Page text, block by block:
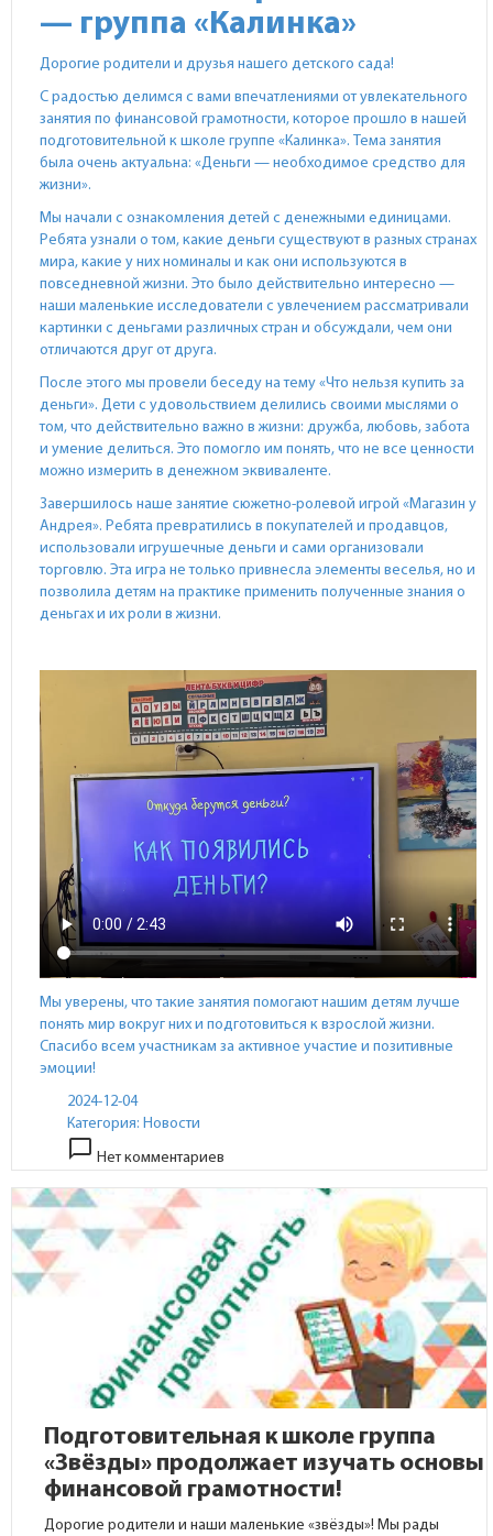
— группа «Калинка»
Дорогие родители и друзья нашего детского сада!
С радостью делимся с вами впечатлениями от увлекательного
занятия по финансовой грамотности, которое прошло в нашей
подготовительной к школе группе «Калинка». Тема занятия
была очень актуальна: «Деньги — необходимое средство для
жизни».
Мы начали с ознакомления детей с денежными единицами.
Ребята узнали о том, какие деньги существуют в разных странах
мира, какие у них номиналы и как они используются в
повседневной жизни. Это было действительно интересно —
наши маленькие исследователи с увлечением рассматривали
картинки с деньгами различных стран и обсуждали, чем они
отличаются друг от друга.
После этого мы провели беседу на тему «Что нельзя купить за
деньги». Дети с удовольствием делились своими мыслями о
том, что действительно важно в жизни: дружба, любовь, забота
и умение делиться. Это помогло им понять, что не все ценности
можно измерить в денежном эквиваленте.
Завершилось наше занятие сюжетно-ролевой игрой «Магазин у
Андрея». Ребята превратились в покупателей и продавцов,
использовали игрушечные деньги и сами организовали
торговлю. Эта игра не только привнесла элементы веселья, но и
позволила детям на практике применить полученные знания о
деньгах и их роли в жизни.
Мы уверены, что такие занятия помогают нашим детям лучше
понять мир вокруг них и подготовиться к взрослой жизни.
Спасибо всем участникам за активное участие и позитивные
эмоции!
2024-12-04
Категория: Новости
chat_bubble_outline Нет комментариев
Подготовительная к школе группа
«Звёзды» продолжает изучать основы
финансовой грамотности!
Дорогие родители и наши маленькие «звёзды»! Мы рады